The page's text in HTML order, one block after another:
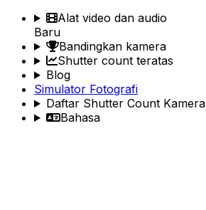
Alat video dan audio
Baru
Bandingkan kamera
Shutter count teratas
Blog
Simulator Fotografi
Daftar Shutter Count Kamera
Bahasa